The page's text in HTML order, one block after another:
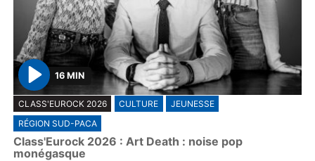
P
l
a
y
16 MIN
CLASS'EUROCK 2026 CULTURE
JEUNESSE
RÉGION SUD-PACA
Class'Eurock 2026 : Art Death : noise pop
monégasque